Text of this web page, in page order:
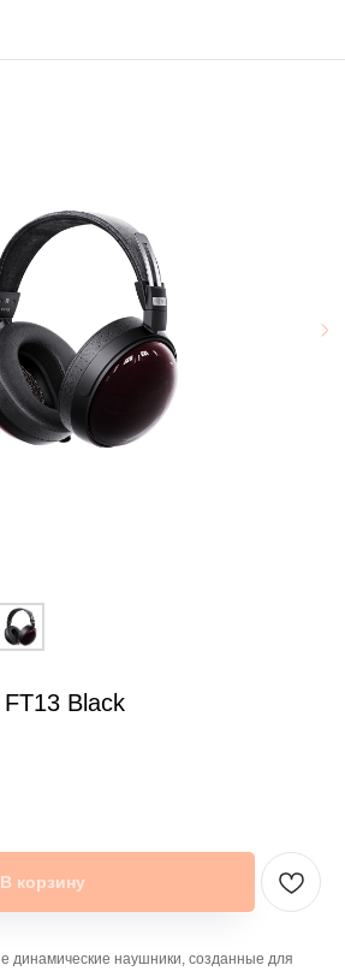
Black
В корзину
динамические наушники, созданные для